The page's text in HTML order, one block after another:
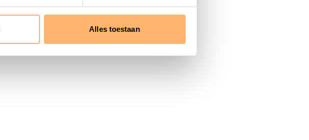
Alles toestaan